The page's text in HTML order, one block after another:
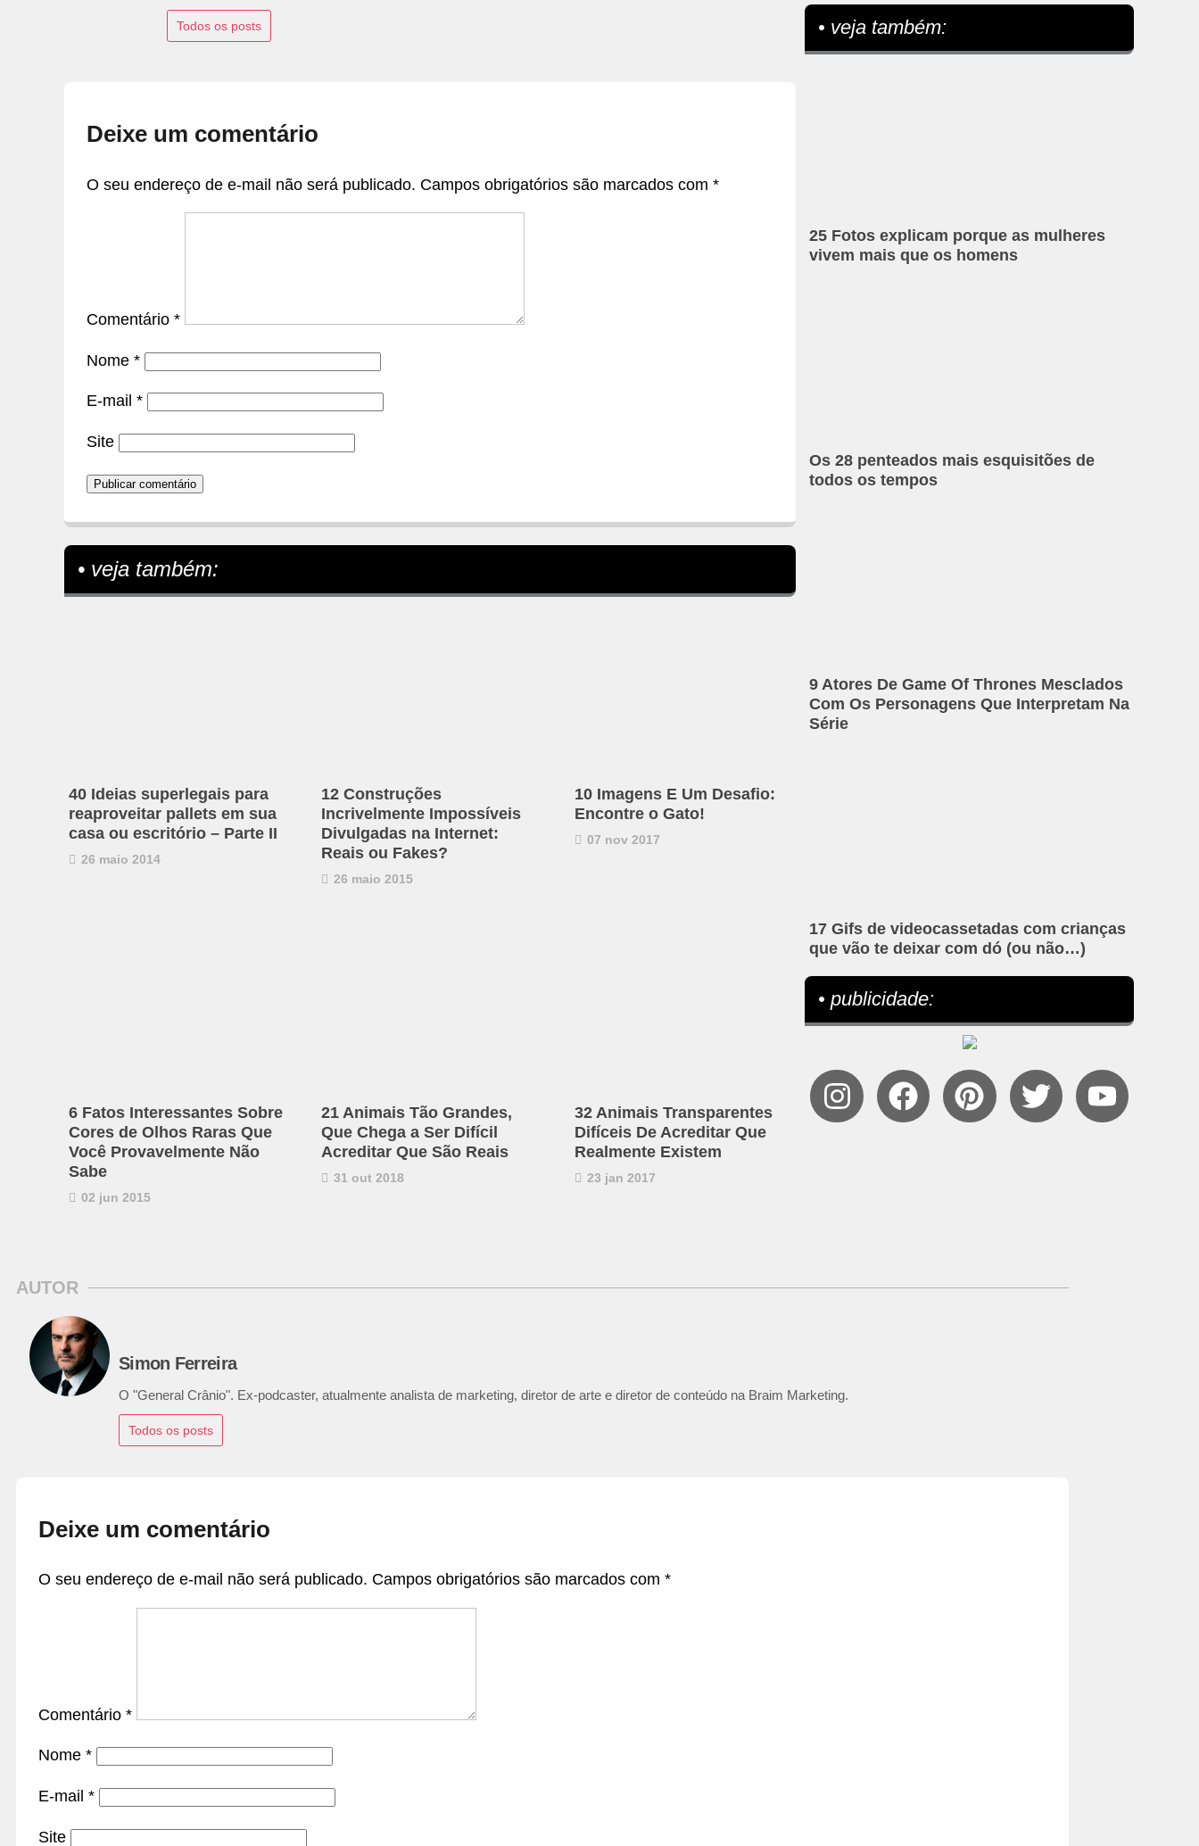
Todos os posts
Deixe um comentário
O seu endereço de e-mail não será publicado. Campos obrigatórios são marcados com *
Comentário *
Nome *
E-mail *
Site
• veja também:
40 Ideias superlegais para
reaproveitar pallets em sua
casa ou escritório – Parte II
26 maio 2014
12 Construções
Incrivelmente Impossíveis
Divulgadas na Internet:
Reais ou Fakes?
26 maio 2015
10 Imagens E Um Desafio:
Encontre o Gato!
07 nov 2017
6 Fatos Interessantes Sobre
Cores de Olhos Raras Que
Você Provavelmente Não
Sabe
02 jun 2015
21 Animais Tão Grandes,
Que Chega a Ser Difícil
Acreditar Que São Reais
31 out 2018
32 Animais Transparentes
Difíceis De Acreditar Que
Realmente Existem
23 jan 2017
• veja também:
25 Fotos explicam porque as mulheres
vivem mais que os homens
Os 28 penteados mais esquisitões de
todos os tempos
9 Atores De Game Of Thrones Mesclados
Com Os Personagens Que Interpretam Na
Série
17 Gifs de videocassetadas com crianças
que vão te deixar com dó (ou não…)
• publicidade:
AUTOR
Simon Ferreira
O "General Crânio". Ex-podcaster, atualmente analista de marketing, diretor de arte e diretor de conteúdo na Braim Marketing.
Todos os posts
Deixe um comentário
O seu endereço de e-mail não será publicado. Campos obrigatórios são marcados com *
Comentário *
Nome *
E-mail *
Site